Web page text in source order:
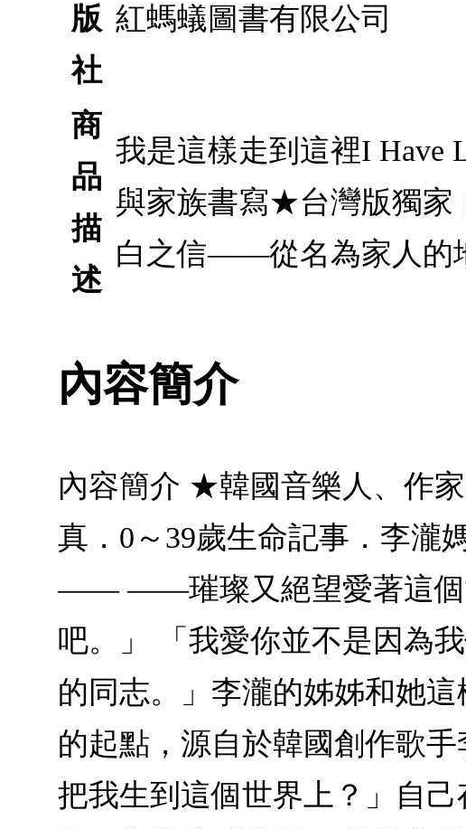
版
社
紅螞蟻圖書有限公司
商
品
描
述
我是這樣走到這裡I Have
與家族書寫★台灣版獨家
白之信——從名為家人的
內容簡介
內容簡介 ★韓國音樂人、作
真．0～39歲生命記事．李
—— ——璀璨又絕望愛著這個
吧。」 「我愛你並不是因為
的同志。」李瀧的姊姊和她
的起點，源自於韓國創作歌
把我生到這個世界上？」自